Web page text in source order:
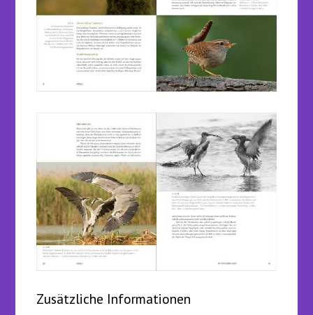
Zusätzliche Informationen